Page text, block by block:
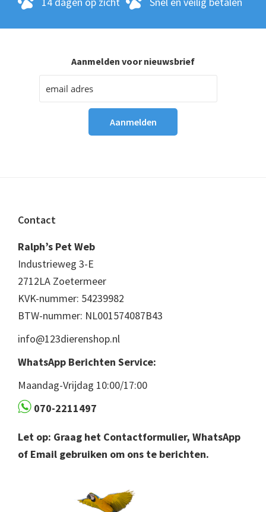
Aanmelden voor nieuwsbrief
Footer
Contact
Ralph’s Pet Web
Industrieweg 3-E
2712LA Zoetermeer
KVK-nummer: 54239982
BTW-nummer: NL001574087B43
info@123dierenshop.nl
WhatsApp Berichten Service:
Maandag-Vrijdag 10:00/17:00
070-2211497
Let op: Graag het Contactformulier, WhatsApp
of Email gebruiken om ons te berichten.